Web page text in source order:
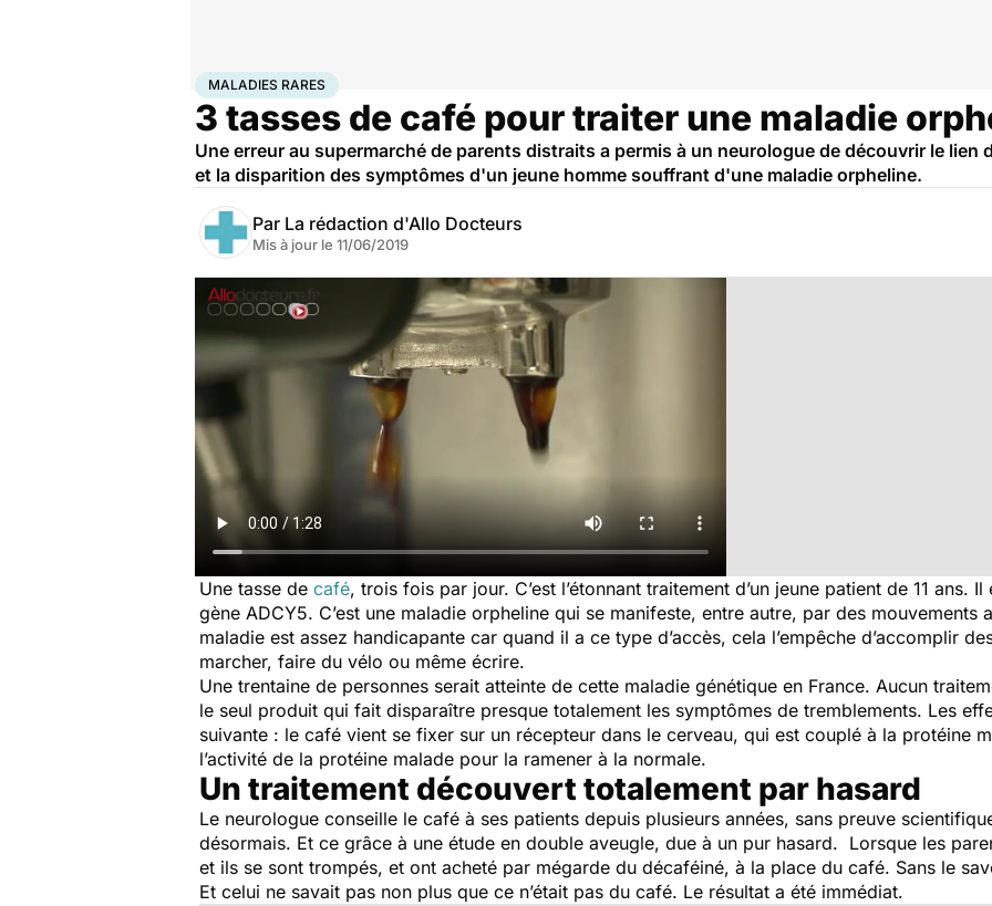
AccueilSanté Maladies Maladies rares
MALADIES RARES
3 tasses de café pour traiter une maladie
Une erreur au supermarché de parents distraits a permis à un neurologue de découvrir le lien
et la disparition des symptômes d'un jeune homme souffrant d'une maladie orpheline.
Par La rédaction d'Allo Docteurs
Mis à jour le 11/06/2019
Une tasse de café, trois fois par jour. C’est l’étonnant traitement d’un jeune patient de 11 ans.
gène ADCY5. C’est une maladie orpheline qui se manifeste, entre autre, par des mouvements
maladie est assez handicapante car quand il a ce type d’accès, cela l’empêche d’accomplir
marcher, faire du vélo ou même écrire.
Une trentaine de personnes serait atteinte de cette maladie génétique en France. Aucun
le seul produit qui fait disparaître presque totalement les symptômes de tremblements. Les
suivante : le café vient se fixer sur un récepteur dans le cerveau, qui est couplé à la protéine
l’activité de la protéine malade pour la ramener à la normale.
Un traitement découvert totalement par hasard
Le neurologue conseille le café à ses patients depuis plusieurs années, sans preuve
désormais. Et ce grâce à une étude en double aveugle, due à un pur hasard. Lorsque les
et ils se sont trompés, et ont acheté par mégarde du décaféiné, à la place du café. Sans le
Et celui ne savait pas non plus que ce n’était pas du café. Le résultat a été immédiat.